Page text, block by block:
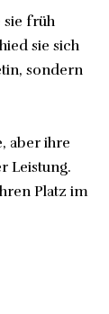
sie früh
sie sich
sondern
aber ihre
Leistung.
Platz im